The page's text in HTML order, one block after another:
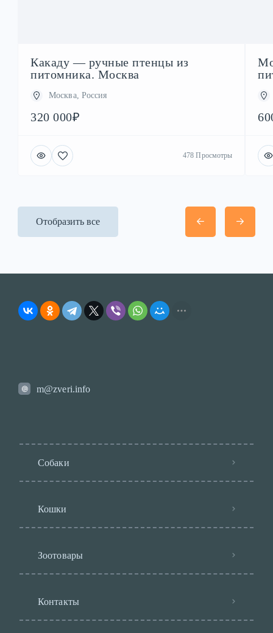
Какаду — ручные птенцы из
питомника. Москва
Москва, Россия
320 000₽
478 Просмотры
Отобразить все
m@zveri.info
Собаки
Кошки
Зоотовары
Контакты